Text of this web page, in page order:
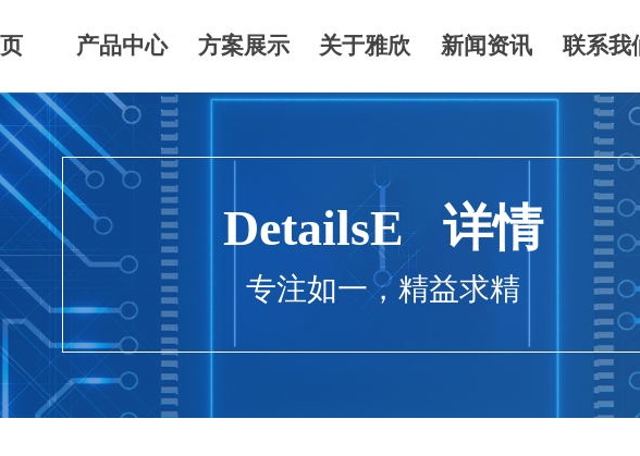
产品中心 方案展示 关于雅欣 新闻资讯 联系我
ControlType:productSlideBind Error:未将对
DetailsE 详情
专注如一，精益求精